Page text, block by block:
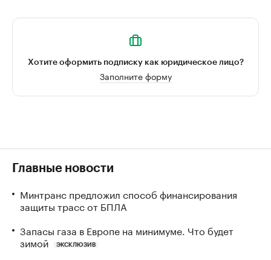
Хотите оформить подписку как юридическое лицо?
Заполните форму
Главные новости
Минтранс предложил способ финансирования
защиты трасс от БПЛА
Запасы газа в Европе на минимуме. Что будет
зимой
ЭКСКЛЮЗИВ